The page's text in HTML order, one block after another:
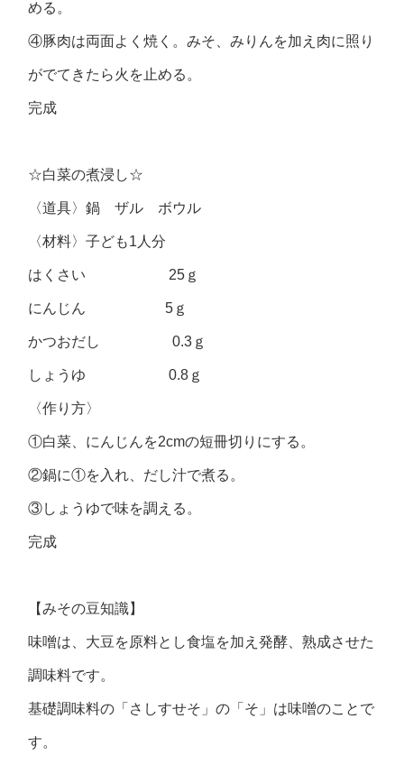
める。
④豚肉は両面よく焼く。みそ、みりんを加え肉に照り
がでてきたら火を止める。
完成
☆白菜の煮浸し☆
〈道具〉鍋 ザル ボウル
〈材料〉子ども1人分
はくさい 25ｇ
にんじん 5ｇ
かつおだし 0.3ｇ
しょうゆ 0.8ｇ
〈作り方〉
①白菜、にんじんを2cmの短冊切りにする。
②鍋に①を入れ、だし汁で煮る。
③しょうゆで味を調える。
完成
【みその豆知識】
味噌は、大豆を原料とし食塩を加え発酵、熟成させた
調味料です。
基礎調味料の「さしすせそ」の「そ」は味噌のことで
す。